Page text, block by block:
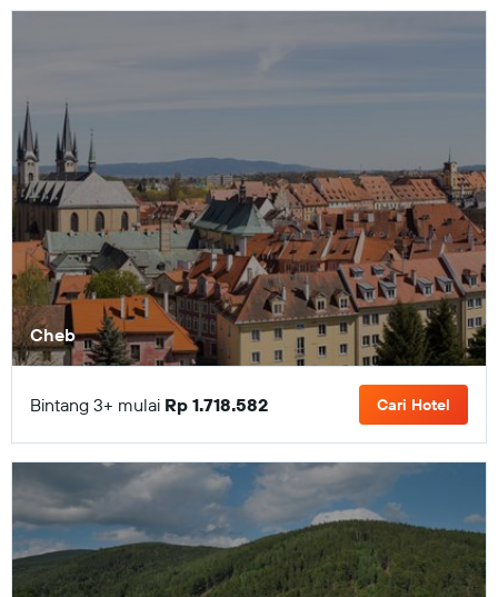
Cheb
Bintang 3+ mulai Rp 1.718.582 Cari Hotel